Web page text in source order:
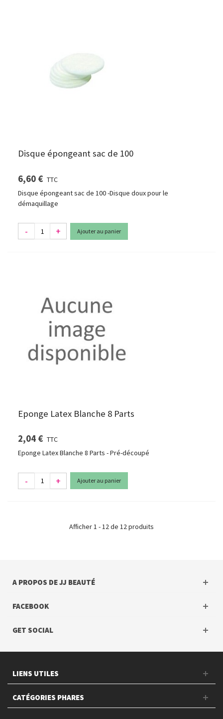
Disque épongeant sac de 100
6,60 € TTC
Disque épongeant sac de 100 -Disque doux pour le
démaquillage
- + Ajouter au panier
Eponge Latex Blanche 8 Parts
2,04 € TTC
Eponge Latex Blanche 8 Parts - Pré-découpé
- + Ajouter au panier
Afficher 1 - 12 de 12 produits
A PROPOS DE JJ BEAUTÉ
FACEBOOK
GET SOCIAL
LIENS UTILES
CATÉGORIES PHARES